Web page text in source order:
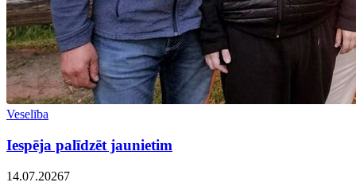
Veselība
Iespēja palīdzēt jaunietim
14.07.20267